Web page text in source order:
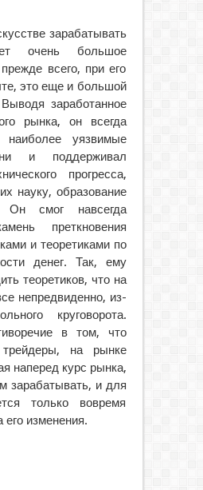
зарабатывать
очень большое
всего, при его
это еще и большой
заработанное
рынка, он всегда
наиболее уязвимые
и поддерживал
прогресса,
науку, образование
Он смог навсегда
преткновения
и теоретиками по
денег. Так, ему
теоретиков, что на
непредвиденно, из-
круговорота.
в том, что
на рынке
наперед курс рынка,
зарабатывать, и для
только вовремя
его изменения.